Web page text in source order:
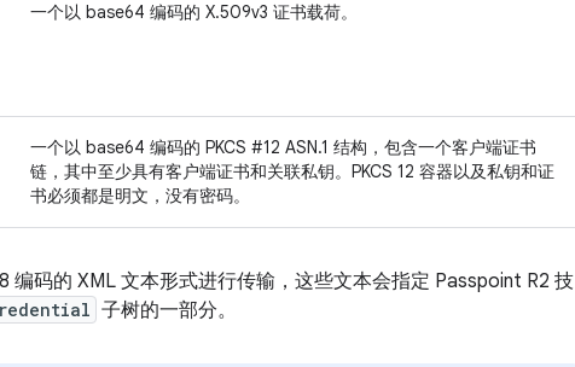
一个以 base64 编码的 X.509v3 证书载荷。
一个以 base64 编码的 PKCS #12 ASN.1 结构，包含一个客户端证书
链，其中至少具有客户端证书和关联私钥。PKCS 12 容器以及私钥和证
书必须都是明文，没有密码。
编码的 XML 文本形式进行传输，这些文本会指定 Passpoint R2 技
子树的一部分。